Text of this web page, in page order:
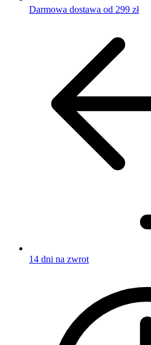
Darmowa dostawa od 299 zł
14 dni na zwrot